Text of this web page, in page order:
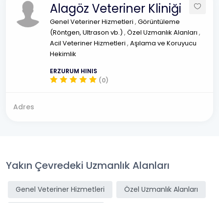
Alagöz Veteriner Kliniği
Genel Veteriner Hizmetleri , Görüntüleme
(Röntgen, Ultrason vb.) , Özel Uzmanlık Alanları ,
Acil Veteriner Hizmetleri , Aşılama ve Koruyucu
Hekimlik
ERZURUM HINIS
(0)
Adres
Yakın Çevredeki Uzmanlık Alanları
Genel Veteriner Hizmetleri Özel Uzmanlık Alanları